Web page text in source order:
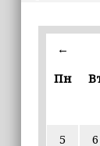
17:30
Эксперт
В
←
Пн
5
6